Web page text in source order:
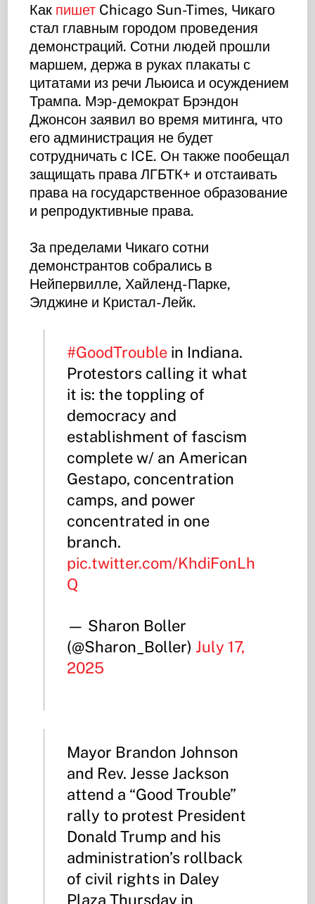
Как пишет Chicago Sun-Times, Чикаго
стал главным городом проведения
демонстраций. Сотни людей прошли
маршем, держа в руках плакаты с
цитатами из речи Льюиса и осуждением
Трампа. Мэр-демократ Брэндон
Джонсон заявил во время митинга, что
его администрация не будет
сотрудничать с ICE. Он также пообещал
защищать права ЛГБТК+ и отстаивать
права на государственное образование
и репродуктивные права.
За пределами Чикаго сотни
демонстрантов собрались в
Нейпервилле, Хайленд-Парке,
Элджине и Кристал-Лейк.
#GoodTroublein Indiana.
Protestors calling it what
it is: the toppling of
democracy and
establishment of fascism
complete w/ an American
Gestapo, concentration
camps, and power
concentrated in one
branch.
pic.twitter.com/KhdiFonLh
Q
— Sharon Boller
(@Sharon_Boller) July 17,
2025
Mayor Brandon Johnson
and Rev. Jesse Jackson
attend a “Good Trouble”
rally to protest President
Donald Trump and his
administration’s rollback
of civil rights in Daley
Plaza Thursday in